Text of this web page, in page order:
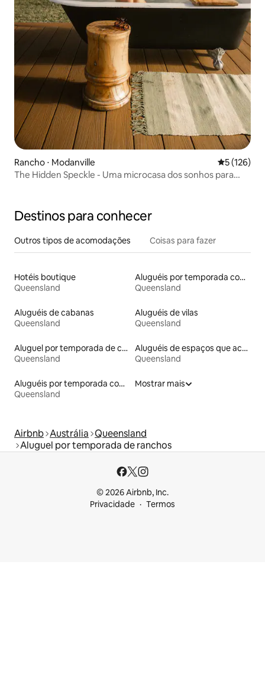
Rancho ⋅ Modanville 5 de uma
5 (126)
The Hidden Speckle - Uma microcasa dos sonhos para
Destinos para conhecer
Outros tipos de acomodações Coisas para fazer
Hotéis boutique
Queensland
Aluguéis por temporada com banheira de hidromassagem
Queensland
Aluguéis de cabanas
Queensland
Aluguéis de vilas
Queensland
Aluguel por temporada de contêineres
Queensland
Aluguéis de espaços que aceitam animais de estimação
Queensland
Aluguéis por temporada com cama de altura acessível
Queensland
Mostrar mais
Airbnb Austrália Queensland
Aluguel por temporada de ranchos
© 2026 Airbnb, Inc.
Privacidade
Termos